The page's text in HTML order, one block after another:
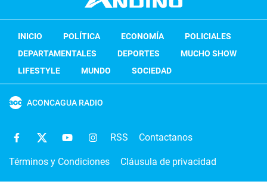
INICIO POLÍTICA ECONOMÍA
POLICIALES
DEPARTAMENTALES
DEPORTES
MUCHO SHOW
LIFESTYLE
MUNDO SOCIEDAD
ACONCAGUA RADIO
RSS Contactanos
Términos y Condiciones Cláusula de privacidad